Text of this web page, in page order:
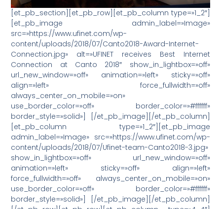
[et_pb_section][et_pb_row][et_pb_column type=»1_2″]
[et_pb_image admin_label=»Image»
src=»https://www.ufinet.com/wp-
content/uploads/2018/07/Canto2018-Award-Internet-
Connection.jpg» alt=»UFINET receives Best Internet
Connection at Canto 2018″ show_in_lightbox=»off»
url_new_window=»off» animation=»left» sticky=»off»
align=»left» force_fullwidth=»off»
always_center_on_mobile=»on»
use_border_color=»off» border_color=»#ffffff»
border_style=»solid»] [/et_pb_image][/et_pb_column]
[et_pb_column type=»1_2″][et_pb_image
admin_label=»Image» src=»https://www.ufinet.com/wp-
content/uploads/2018/07/Ufinet-team-Canto2018-3.jpg»
show_in_lightbox=»off» url_new_window=»off»
animation=»left» sticky=»off» align=»left»
force_fullwidth=»off» always_center_on_mobile=»on»
use_border_color=»off» border_color=»#ffffff»
border_style=»solid»] [/et_pb_image][/et_pb_column]